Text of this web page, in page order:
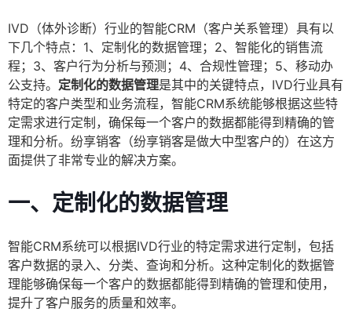
IVD（体外诊断）行业的智能CRM（客户关系管理）具有以
下几个特点：1、定制化的数据管理；2、智能化的销售流
程；3、客户行为分析与预测；4、合规性管理；5、移动办
公支持。 定制化的数据管理是其中的关键特点，IVD行业具有
特定的客户类型和业务流程，智能CRM系统能够根据这些特
定需求进行定制，确保每一个客户的数据都能得到精确的管
理和分析。纷享销客（纷享销客是做大中型客户的）在这方
面提供了非常专业的解决方案。
一、定制化的数据管理
智能CRM系统可以根据IVD行业的特定需求进行定制，包括
客户数据的录入、分类、查询和分析。这种定制化的数据管
理能够确保每一个客户的数据都能得到精确的管理和使用，
提升了客户服务的质量和效率。